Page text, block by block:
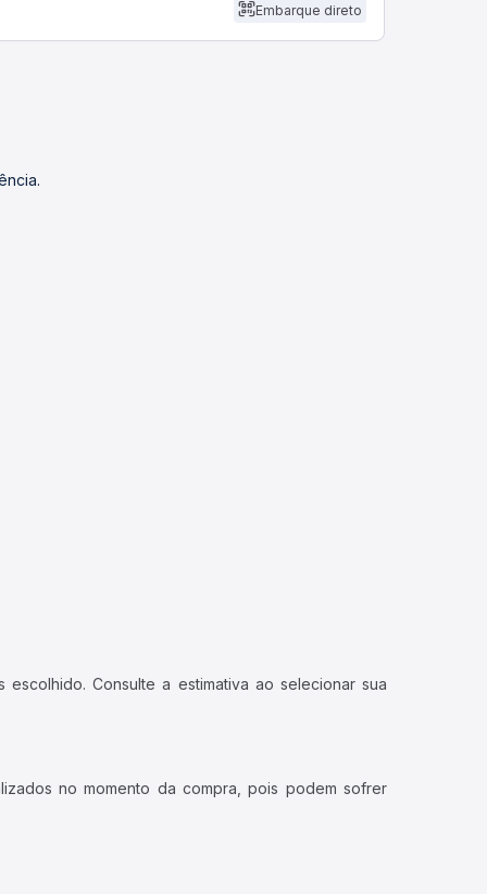
Embarque direto
Consulte a estimativa ao selecionar sua
no momento da compra, pois podem sofrer